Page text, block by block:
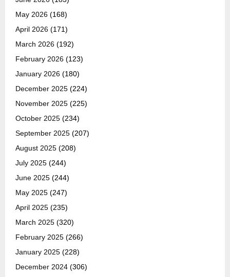
May 2026 (168)
April 2026 (171)
March 2026 (192)
February 2026 (123)
January 2026 (180)
December 2025 (224)
November 2025 (225)
October 2025 (234)
September 2025 (207)
August 2025 (208)
July 2025 (244)
June 2025 (244)
May 2025 (247)
April 2025 (235)
March 2025 (320)
February 2025 (266)
January 2025 (228)
December 2024 (306)